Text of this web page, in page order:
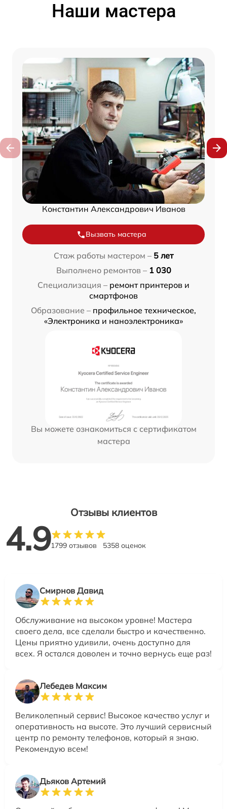
Наши мастера
Константин Александрович Иванов
Вызвать мастера
Стаж работы мастером – 5 лет
Выполнено ремонтов – 1 030
Специализация – ремонт принтеров и
смартфонов
Образование – профильное техническое,
«Электроника и наноэлектроника»
Вы можете ознакомиться с сертификатом
мастера
Отзывы клиентов
4.91799 отзывов 5358 оценок
Смирнов Давид
Обслуживание на высоком уровне! Мастера
своего дела, все сделали быстро и качественно.
Цены приятно удивили, очень доступно для
всех. Я остался доволен и точно вернусь еще раз!
Лебедев Максим
Великолепный сервис! Высокое качество услуг и
оперативность на высоте. Это лучший сервисный
центр по ремонту телефонов, который я знаю.
Рекомендую всем!
Дьяков Артемий